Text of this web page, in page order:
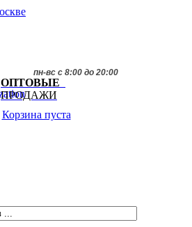
пн-вс с 8:00 до 20:00
ОПТОВЫЕ
ПРОДАЖИ
Корзина пуста